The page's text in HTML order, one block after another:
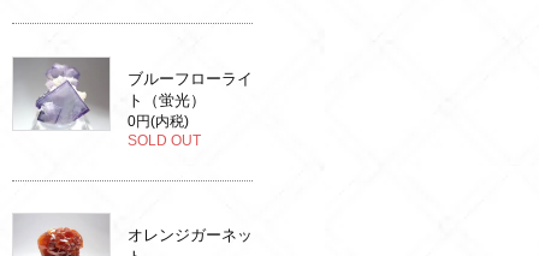
ブルーフローライ
ト（蛍光）
0円(内税)
SOLD OUT
オレンジガーネッ